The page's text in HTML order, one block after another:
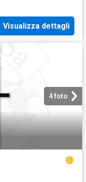
Visualizza dettagli
4 foto